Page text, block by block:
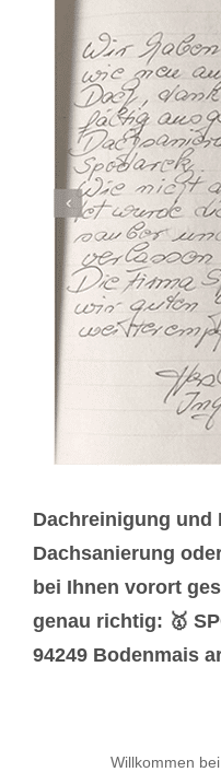
Dachreinigung und
Dachsanierung
bei Ihnen vorort
genau richtig: 🥇
94249 Bodenmais
Willkommen